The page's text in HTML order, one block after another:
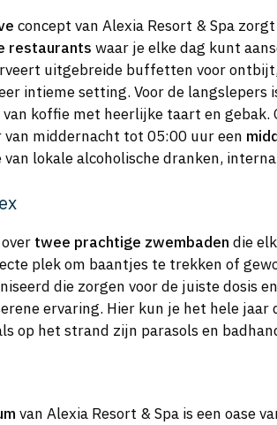
concept van Alexia Resort & Spa
restaurants waar je elke dag kunt
uitgebreide buffetten voor
intieme setting. Voor de
koffie met heerlijke taart en gebak.
middernacht tot 05:00 uur een
lokale alcoholische dranken,
twee prachtige zwembaden die
plek om baantjes te trekken of
die zorgen voor de juiste dosis
ervaring. Hier kun je het hele
op het strand zijn parasols en
van Alexia Resort & Spa is een oase